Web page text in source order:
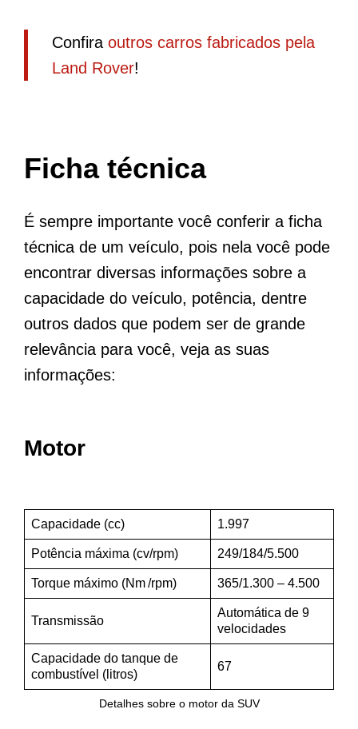
Confira outros carros fabricados pela
Land Rover!
Ficha técnica
É sempre importante você conferir a ficha
técnica de um veículo, pois nela você pode
encontrar diversas informações sobre a
capacidade do veículo, potência, dentre
outros dados que podem ser de grande
relevância para você, veja as suas
informações:
Motor
Capacidade (cc) 1.997
Potência máxima (cv/rpm) 249/184/5.500
Torque máximo (Nm /rpm) 365/1.300 – 4.500
Transmissão
Automática de 9
velocidades
Capacidade do tanque de
combustível (litros)
67
Detalhes sobre o motor da SUV